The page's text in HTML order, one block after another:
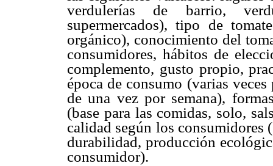
verdulerías de barrio,
supermercados), tipo de
orgánico), conocimiento del
consumidores, hábitos de
complemento, gusto propio,
época de consumo (varias
de una vez por semana),
(base para las comidas, solo,
calidad según los consumidores
durabilidad, producción
consumidor).